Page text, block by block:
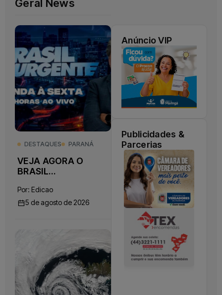
Geral News
DESTAQUES PARANÁ
VEJA AGORA O
BRASIL
05/08/2026
Por: Edicao
5 de agosto de 2026
Anúncio VIP
Publicidades &
Parcerias